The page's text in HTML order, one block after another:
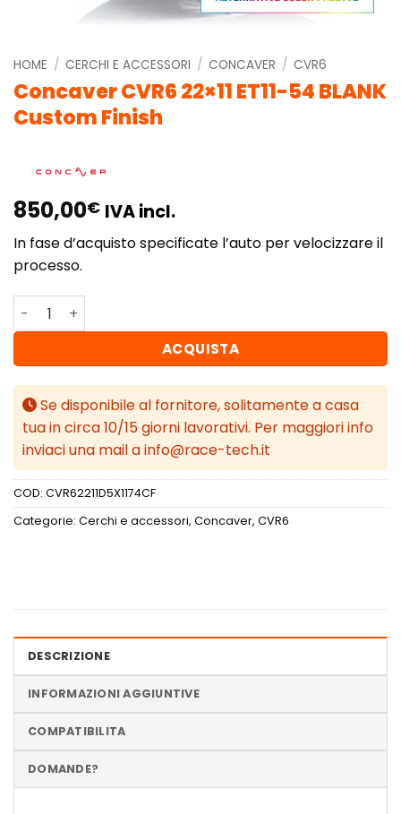
HOME / CERCHI E ACCESSORI / CONCAVER / CVR6
Concaver CVR6 22×11 ET11-54 BLANK
Custom Finish
850,00€ IVA incl.
In fase d’acquisto specificate l’auto per velocizzare il
processo.
Concaver CVR6 22x11 ET11-54 BLANK Custom Finish
ACQUISTA
Se disponibile al fornitore, solitamente a casa
tua in circa 10/15 giorni lavorativi. Per maggiori info
inviaci una mail a info@race-tech.it
COD: CVR62211D5X1174CF
Categorie: Cerchi e accessori, Concaver, CVR6
DESCRIZIONE
INFORMAZIONI AGGIUNTIVE
COMPATIBILITA
DOMANDE?